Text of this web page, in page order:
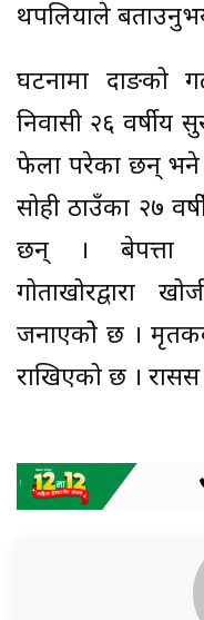
थपलियाले
घटनामा दाङको
निवासी २६ वर्षीय
फेला परेका छन् भने
सोही ठाउँका २७
छन् । बेपत्ता
गोताखोरद्वारा
जनाएकोे छ ।
राखिएको छ । रासस